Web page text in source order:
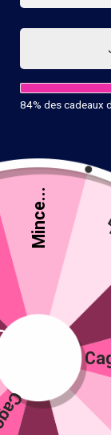
Cagoule
17.90€
30 en stock
84% des cadeaux
Mince...